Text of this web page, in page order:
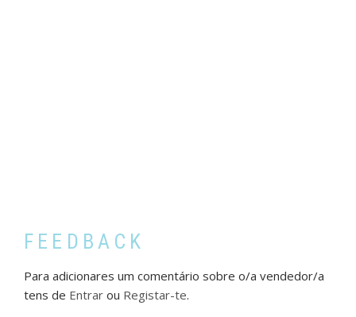
FEEDBACK
Para adicionares um comentário sobre o/a vendedor/a
tens de Entrar ou Registar-te.